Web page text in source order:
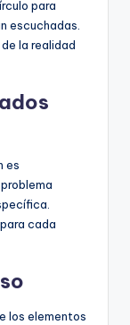
para
escuchadas.
la realidad
es
cada
los elementos